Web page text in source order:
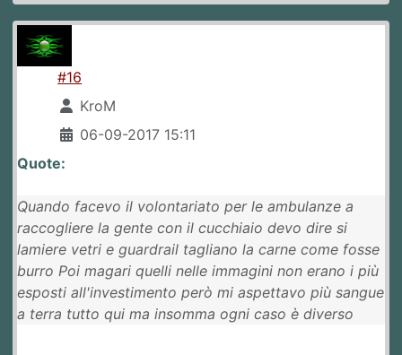
#16
KroM
06-09-2017 15:11
Quote:
Quando facevo il volontariato per le ambulanze a
raccogliere la gente con il cucchiaio devo dire si
lamiere vetri e guardrail tagliano la carne come fosse
burro Poi magari quelli nelle immagini non erano i più
esposti all'investimento però mi aspettavo più sangue
a terra tutto qui ma insomma ogni caso è diverso